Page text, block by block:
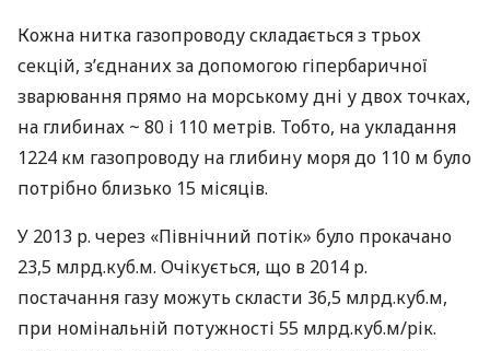
Кожна нитка газопроводу складається з трьох
секцій, з’єднаних за допомогою гіпербаричної
зварювання прямо на морському дні у двох точках,
на глибинах ~ 80 і 110 метрів. Тобто, на укладання
1224 км газопроводу на глибину моря до 110 м було
потрібно близько 15 місяців.
У 2013 р. через «Північний потік» було прокачано
23,5 млрд.куб.м. Очікується, що в 2014 р.
постачання газу можуть скласти 36,5 млрд.куб.м,
при номінальній потужності 55 млрд.куб.м/рік.